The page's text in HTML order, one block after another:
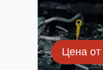
Цена от